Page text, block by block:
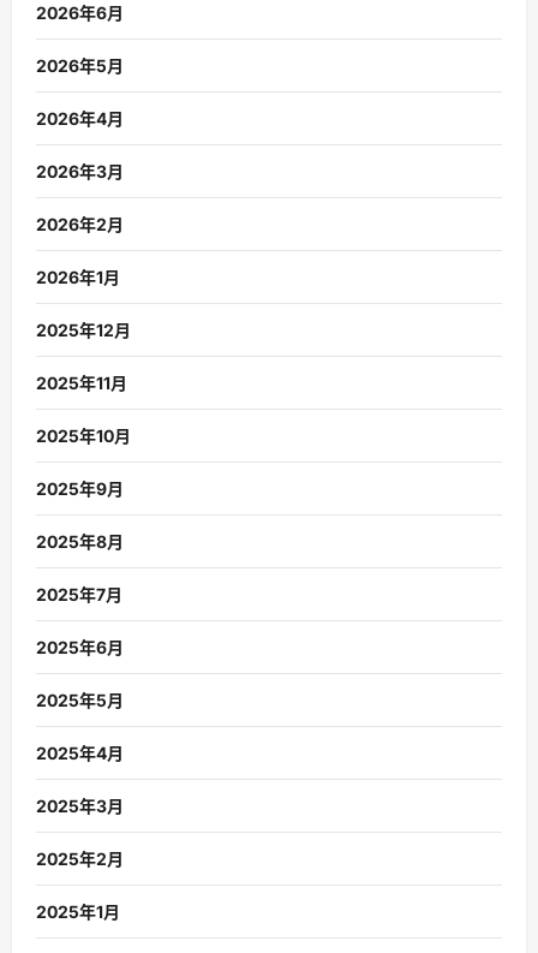
2026年6月
2026年5月
2026年4月
2026年3月
2026年2月
2026年1月
2025年12月
2025年11月
2025年10月
2025年9月
2025年8月
2025年7月
2025年6月
2025年5月
2025年4月
2025年3月
2025年2月
2025年1月